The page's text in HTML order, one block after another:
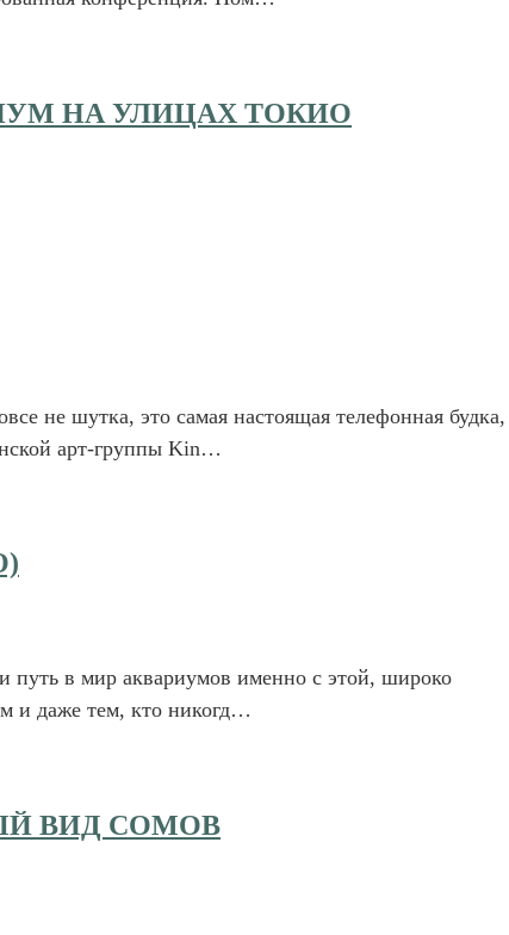
НА УЛИЦАХ ТОКИО
не шутка, это самая настоящая телефонная будка,
арт-группы Kin…
путь в мир аквариумов именно с этой, широко
и даже тем, кто никогд…
ВИД СОМОВ